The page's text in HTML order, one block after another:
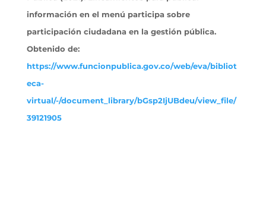
información en el menú participa sobre
participación ciudadana en la gestión pública.
Obtenido de:
https://www.funcionpublica.gov.co/web/eva/bibliot
eca-
virtual/-/document_library/bGsp2IjUBdeu/view_file/
39121905